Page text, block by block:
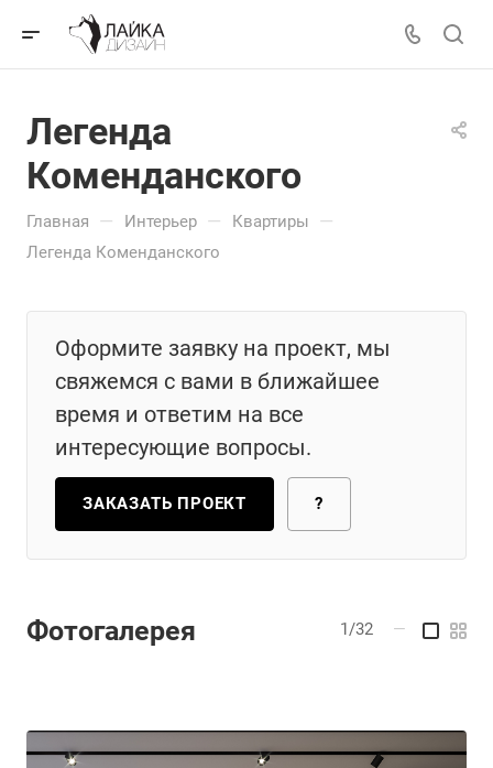
Легенда
Коменданского
Главная — Интерьер — Квартиры —
Легенда Коменданского
Оформите заявку на проект, мы
свяжемся с вами в ближайшее
время и ответим на все
интересующие вопросы.
ЗАКАЗАТЬ ПРОЕКТ ?
Фотогалерея 1/32 —